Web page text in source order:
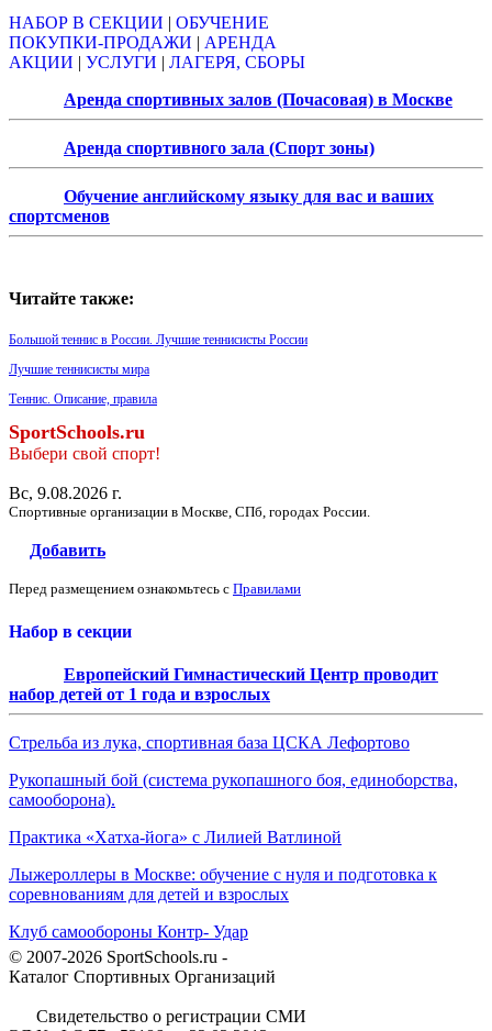
НАБОР В СЕКЦИИ | ОБУЧЕНИЕ
ПОКУПКИ-ПРОДАЖИ | АРЕНДА
АКЦИИ | УСЛУГИ | ЛАГЕРЯ, СБОРЫ
Аренда спортивных залов (Почасовая) в Москве
Аренда спортивного зала (Спорт зоны)
Обучение английскому языку для вас и ваших
спортсменов
Читайте также:
Большой теннис в России. Лучшие теннисисты России
Лучшие теннисисты мира
Теннис. Описание, правила
SportSchools.ru
Выбери свой спорт!
Вс, 9.08.2026 г.
Спортивные организации в Москве, СПб, городах России.
Добавить
Перед размещением ознакомьтесь с Правилами
Набор в секции
Европейский Гимнастический Центр проводит
набор детей от 1 года и взрослых
Стрельба из лука, спортивная база ЦСКА Лефортово
Рукопашный бой (система рукопашного боя, единоборства,
самооборона).
Практика «Хатха-йога» с Лилией Ватлиной
Лыжероллеры в Москве: обучение с нуля и подготовка к
соревнованиям для детей и взрослых
Клуб самообороны Контр- Удар
© 2007-2026 SportSchools.ru -
Каталог Спортивных Организаций
Свидетельство о регистрации СМИ